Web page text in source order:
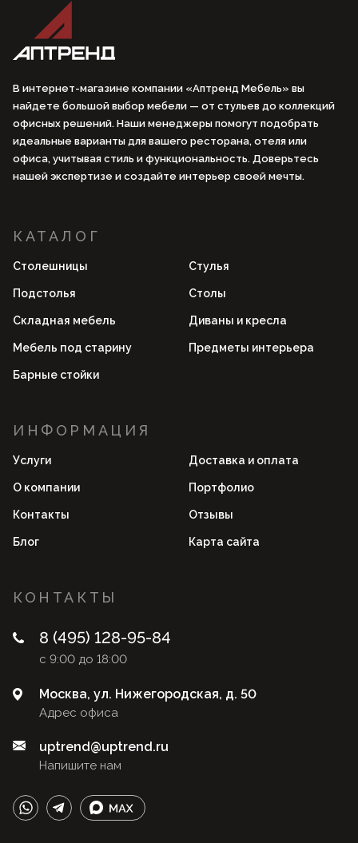
В интернет-магазине компании «Аптренд Мебель» вы
найдете большой выбор мебели — от стульев до коллекций
офисных решений. Наши менеджеры помогут подобрать
идеальные варианты для вашего ресторана, отеля или
офиса, учитывая стиль и функциональность. Доверьтесь
нашей экспертизе и создайте интерьер своей мечты.
КАТАЛОГ
Столешницы Стулья
Подстолья Столы
Складная мебель Диваны и кресла
Мебель под старину Предметы интерьера
Барные стойки
ИНФОРМАЦИЯ
Услуги Доставка и оплата
О компании Портфолио
Контакты Отзывы
Блог Карта сайта
КОНТАКТЫ
8 (495) 128-95-84
с 9:00 до 18:00
Адрес офиса
Москва, ул. Нижегородская, д. 50
Напишите нам
uptrend@uptrend.ru